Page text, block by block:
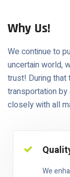
Why Us!
We continue to
uncertain world,
trust! During that
transportation
closely with all
We